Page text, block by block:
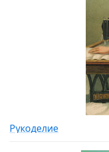
Рукоделие